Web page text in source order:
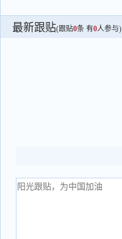
最新跟贴(跟贴0条 有0人参与)